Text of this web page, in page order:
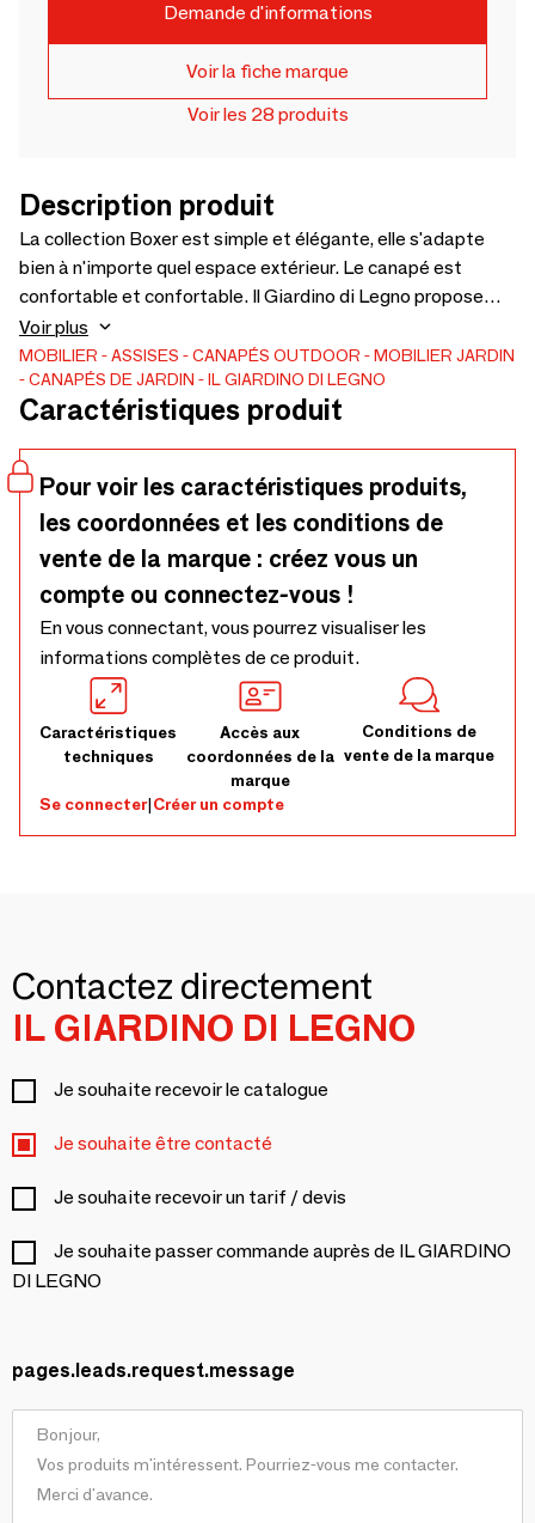
Demande d'informations
Voir la fiche marque
Voir les 28 produits
Description produit
La collection Boxer est simple et élégante, elle s'adapte
bien à n'importe quel espace extérieur. Le canapé est
confortable et confortable. Il Giardino di Legno propose
une large gamme de bancs et canapés extérieurs, tous en
bois de teck, parfaits pour les canapés et les bancs. Le
canapé est en teck avec finition Fine Sanded. D'autres
finitions sont disponibles sur demande.
Voir plus
MOBILIER ASSISES CANAPÉS OUTDOOR
MOBILIER JARDIN
CANAPÉS DE JARDIN
IL GIARDINO DI LEGNO
Caractéristiques produit
Pour voir les caractéristiques produits,
les coordonnées et les conditions de
vente de la marque : créez vous un
compte ou connectez-vous !
En vous connectant, vous pourrez visualiser les
informations complètes de ce produit.
Caractéristiques
techniques
Accès aux
coordonnées de la
marque
Conditions de
vente de la marque
Se connecter|Créer un compte
Contactez directement
IL GIARDINO DI LEGNO
Je souhaite recevoir le catalogue
Je souhaite être contacté
Je souhaite recevoir un tarif / devis
Je souhaite passer commande auprès de IL GIARDINO
DI LEGNO
pages.leads.request.message